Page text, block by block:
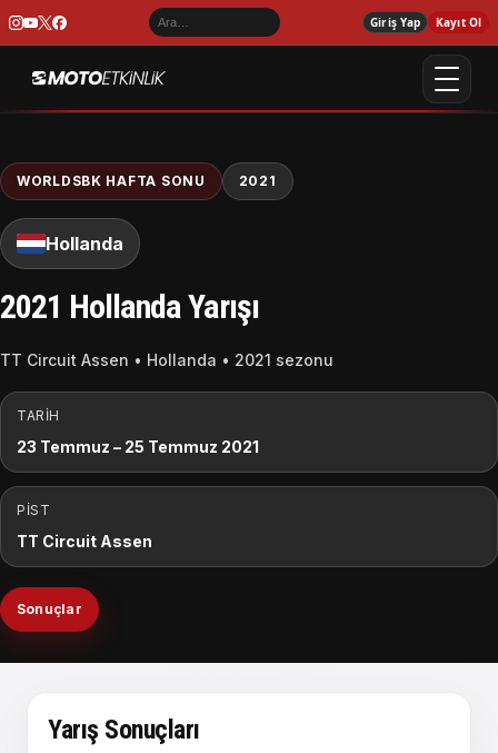
Giriş Yap Kayıt Ol
WORLDSBK HAFTA SONU 2021
Hollanda
2021 Hollanda Yarışı
TT Circuit Assen • Hollanda • 2021 sezonu
TARIH
23 Temmuz – 25 Temmuz 2021
PIST
TT Circuit Assen
Sonuçlar
Yarış Sonuçları